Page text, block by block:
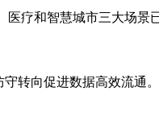
医疗和智慧城市三大场景
转向促进数据高效流